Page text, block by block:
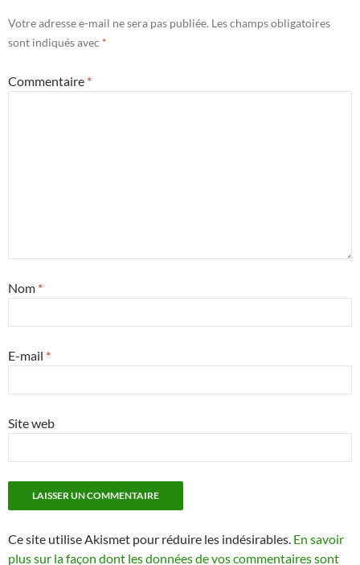
Votre adresse e-mail ne sera pas publiée. Les champs obligatoires
sont indiqués avec *
Commentaire *
Nom *
E-mail *
Site web
Ce site utilise Akismet pour réduire les indésirables. En savoir
plus sur la façon dont les données de vos commentaires sont